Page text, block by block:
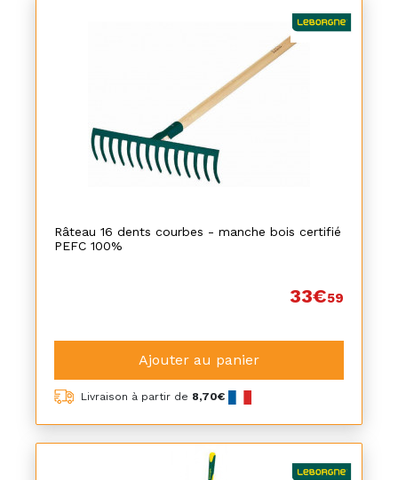
Râteau 16 dents courbes - manche bois certifié
PEFC 100%
33€59
Ajouter au panier
Livraison à partir de 8,70€